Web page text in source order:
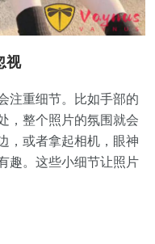
视
注重细节。比如手部的
，整个照片的氛围就会
，或者拿起相机，眼神
趣。这些小细节让照片